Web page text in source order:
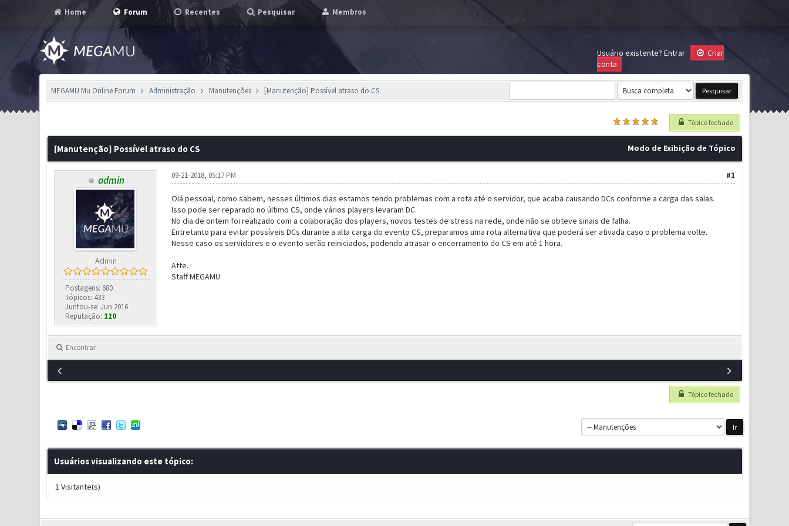
Home Forum Recentes Pesquisar Membros
Usuário existente? Entrar
Criar
conta
MEGAMU Mu Online Forum Administração Manutenções [Manutenção] Possível atraso do CS
Tópico fechado
Modo de Exibição de Tópico
[Manutenção] Possível atraso do CS
admin
Admin
Postagens: 680
Tópicos: 433
Juntou-se: Jun 2016
Reputação: 120
#1
09-21-2018, 05:17 PM
Olá pessoal, como sabem, nesses últimos dias estamos tendo problemas com a rota até o servidor, que acaba causando DCs conforme a carga das salas.
Isso pode ser reparado no último CS, onde vários players levaram DC.
No dia de ontem foi realizado com a colaboração dos players, novos testes de stress na rede, onde não se obteve sinais de falha.
Entretanto para evitar possíveis DCs durante a alta carga do evento CS, preparamos uma rota alternativa que poderá ser ativada caso o problema volte.
Nesse caso os servidores e o evento serão reiniciados, podendo atrasar o encerramento do CS em até 1 hora.
Atte.
Staff MEGAMU
Encontrar
Tópico fechado
Usuários visualizando este tópico:
1 Visitante(s)